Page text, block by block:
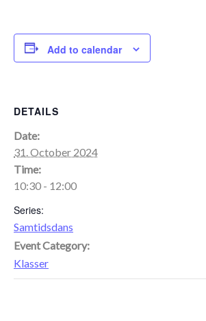
Add to calendar
DETAILS
Date:
31. October 2024
Time:
10:30 - 12:00
Series:
Samtidsdans
Event Category:
Klasser